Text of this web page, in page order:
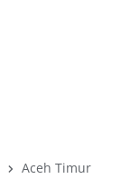
Aceh Timur